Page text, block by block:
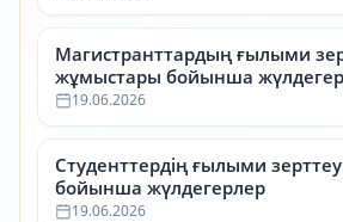
Магистранттардың ғылыми
жұмыстары бойынша
19.06.2026
Студенттердің ғылыми
бойынша жүлдегерлер
19.06.2026